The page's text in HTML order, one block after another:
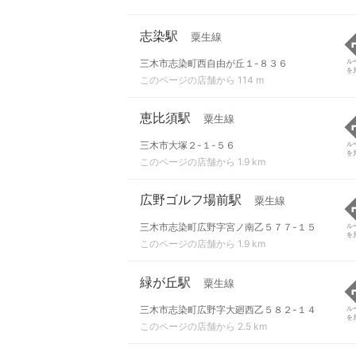
志染駅 粟生線
三木市志染町西自由が丘１-８３６
このページの店舗から 114 m
ル
を
恵比須駅 粟生線
三木市大塚２-１-５６
このページの店舗から 1.9 km
ル
を
広野ゴルフ場前駅 粟生線
三木市志染町広野字宮ノ南乙５７７-１５
このページの店舗から 1.9 km
ル
を
緑が丘駅 粟生線
三木市志染町広野字大廻西乙５８２-１４
このページの店舗から 2.5 km
ル
を